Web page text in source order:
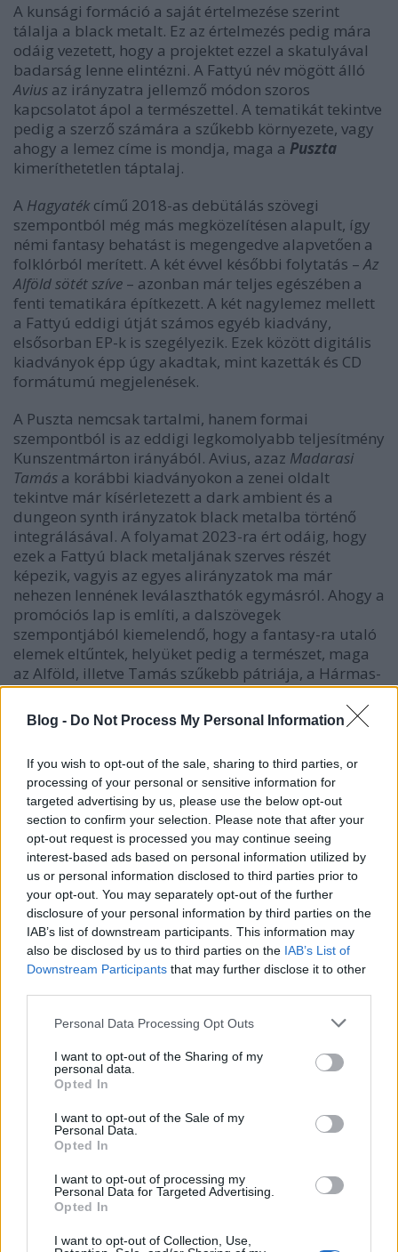
Blog - Do Not Process My Personal Information
If you wish to opt-out of the sale, sharing to third parties, or
processing of your personal or sensitive information for
targeted advertising by us, please use the below opt-out
section to confirm your selection. Please note that after your
opt-out request is processed you may continue seeing
interest-based ads based on personal information utilized by
us or personal information disclosed to third parties prior to
your opt-out. You may separately opt-out of the further
disclosure of your personal information by third parties on the
IAB’s list of downstream participants. This information may
also be disclosed by us to third parties on the IAB’s List of
Downstream Participants that may further disclose it to other
Please note that this website/app uses one or more Google
not limited to your visit or usage behaviour. You may click to
grant or deny consent to Google and its third-party tags to
use your data for below specified purposes in below Google
consent section.
Personal Data Processing Opt Outs
I want to opt-out of the Sharing of my
personal data.
Opted In
I want to opt-out of the Sale of my
Personal Data.
Opted In
I want to opt-out of processing my
Personal Data for Targeted Advertising.
Opted In
I want to opt-out of Collection, Use,
A kunsági formáció a saját értelmezése szerint
tálalja a black metalt. Ez az értelmezés pedig mára
odáig vezetett, hogy a projektet ezzel a skatulyával
badarság lenne elintézni. A Fattyú név mögött álló
Avius az irányzatra jellemző módon szoros
kapcsolatot ápol a természettel. A tematikát tekintve
pedig a szerző számára a szűkebb környezete, vagy
ahogy a lemez címe is mondja, maga a Puszta
kimeríthetetlen táptalaj.
A Hagyaték című 2018-as debütálás szövegi
szempontból még más megközelítésen alapult, így
némi fantasy behatást is megengedve alapvetően a
folklórból merített. A két évvel későbbi folytatás –Az
Alföld sötét szíve – azonban már teljes egészében a
fenti tematikára építkezett. A két nagylemez mellett
a Fattyú eddigi útját számos egyéb kiadvány,
elsősorban EP-k is szegélyezik. Ezek között digitális
kiadványok épp úgy akadtak, mint kazetták és CD
formátumú megjelenések.
A Puszta nemcsak tartalmi, hanem formai
szempontból is az eddigi legkomolyabb teljesítmény
Kunszentmárton irányából. Avius, azaz Madarasi
Tamás a korábbi kiadványokon a zenei oldalt
tekintve már kísérletezett a dark ambient és a
dungeon synth irányzatok black metalba történő
integrálásával. A folyamat 2023-ra ért odáig, hogy
ezek a Fattyú black metaljának szerves részét
képezik, vagyis az egyes alirányzatok ma már
nehezen lennének leválaszthatók egymásról. Ahogy a
promóciós lap is említi, a dalszövegek
szempontjából kiemelendő, hogy a fantasy-ra utaló
elemek eltűntek, helyüket pedig a természet, maga
az Alföld, illetve Tamás szűkebb pátriája, a Hármas-
Körös kanyarulata vette át. A Puszta már megélt egy
kazettás megjelenést, a 2023-as, háromszáz
példányos CD változatot pedig egy új hazai kiadó, a
A sokszínűséget nemcsak a közreműködők
is garantálja. A tematika magában hordozza a
terjengősség csapdáját, de ezt szerencsésen sikerült
sincs. Az egyszerűsége és akusztikus kísérete